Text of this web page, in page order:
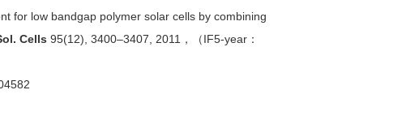
for low bandgap polymer solar cells by combining
Cells 95(12), 3400–3407, 2011，（IF5-year：